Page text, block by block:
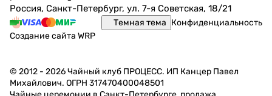
Россия, Санкт-Петербург, ул. 7-я Советская, 18/21
Темная тема Конфиденциальность
Создание сайта WRP
© 2012 - 2026 Чайный клуб ПРОЦЕСС. ИП Канцер Павел
Михайлович. ОГРН 317470400048501